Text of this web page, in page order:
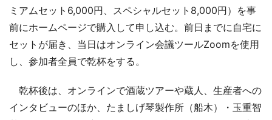
ミアムセット6,000円、スペシャルセット8,000円）を事
前にホームページで購入して申し込む。前日までに自宅に
セットが届き、当日はオンライン会議ツールZoomを使用
し、参加者全員で乾杯をする。
乾杯後は、オンラインで酒蔵ツアーや蔵人、生産者への
インタビューのほか、たましげ琴製作所（船木）・玉重智